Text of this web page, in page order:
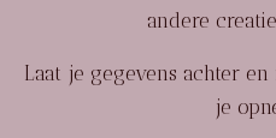
andere
Laat je gegevens achter
je